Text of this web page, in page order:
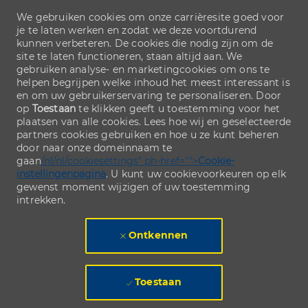
We gebruiken cookies om onze carrièresite goed voor
je te laten werken en zodat we deze voortdurend
kunnen verbeteren. De cookies die nodig zijn om de
site te laten functioneren, staan altijd aan. We
gebruiken analyse- en marketingcookies om ons te
helpen begrijpen welke inhoud het meest interessant is
en om uw gebruikerservaring te personaliseren. Door
op Toestaan te klikken geeft u toestemming voor het
plaatsen van alle cookies. Lees hoe wij en geselecteerde
partners cookies gebruiken en hoe u ze kunt beheren
door naar onze domeinnaam te
gaan/nl/nl/cookiesettings" ph-href="">Cookie-
instellingenpagina. U kunt uw cookievoorkeuren op elk
gewenst moment wijzigen of uw toestemming
intrekken.
Ontkennen
Toestaan